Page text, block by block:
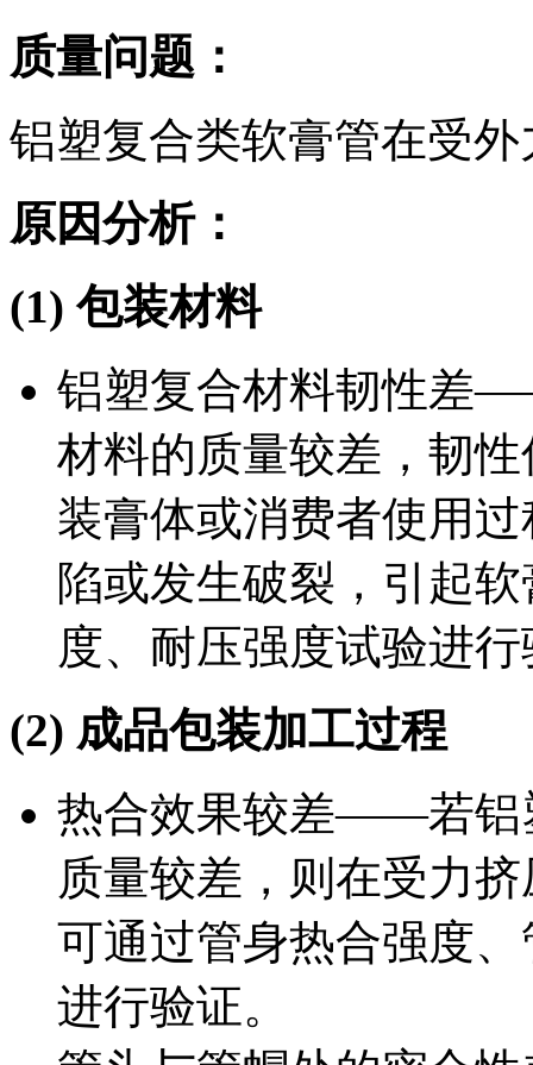
质量问题：
铝塑复合类软膏管在受
原因分析：
(1) 包装材料
铝塑复合材料韧性差
材料的质量较差，韧
装膏体或消费者使用
陷或发生破裂，引起
度、耐压强度试验进
(2) 成品包装加工过程
热合效果较差——若铝
质量较差，则在受力
可通过管身热合强度
进行验证。